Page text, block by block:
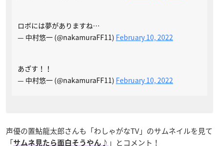
ロボには夢がありますね…
— 中村悠一 (@nakamuraFF11) February 10, 2022
あざす！！
— 中村悠一 (@nakamuraFF11) February 10, 2022
声優の置鮎龍太郎さんも「わしゃがなTV」のサムネイルを見て
「サムネ見たら面白そうやん♪ 」とコメント！